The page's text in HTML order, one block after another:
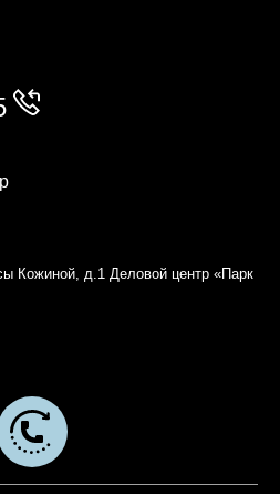
Кожиной, д.1 Деловой центр «Парк